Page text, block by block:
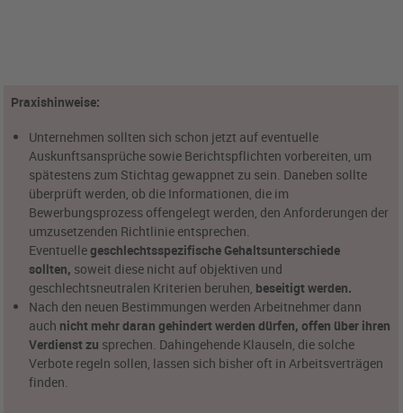
Praxishinweise:
Unternehmen sollten sich schon jetzt auf eventuelle
Auskunftsansprüche sowie Berichtspflichten vorbereiten, um
spätestens zum Stichtag gewappnet zu sein. Daneben sollte
überprüft werden, ob die Informationen, die im
Bewerbungsprozess offengelegt werden, den Anforderungen der
umzusetzenden Richtlinie entsprechen.
Eventuellegeschlechtsspezifische Gehaltsunterschiede
sollten, soweit diese nicht auf objektiven und
geschlechtsneutralen Kriterien beruhen, beseitigt werden.
Nach den neuen Bestimmungen werden Arbeitnehmer dann
auch nicht mehr daran gehindert werden dürfen, offen über ihren
Verdienst zu sprechen. Dahingehende Klauseln, die solche
Verbote regeln sollen, lassen sich bisher oft in Arbeitsverträgen
finden.